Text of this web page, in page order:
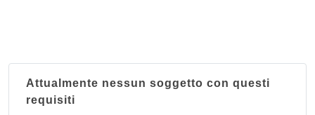
Attualmente nessun soggetto con questi
requisiti